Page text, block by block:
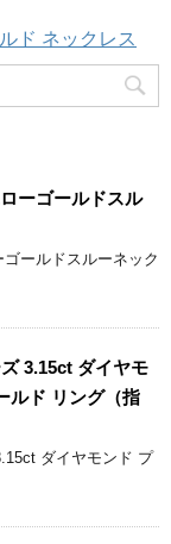
ド ネックレス
ーゴールドスル
ールドスルーネック
3.15ct ダイヤモ
ルド リング（指
ダイヤモンド プ